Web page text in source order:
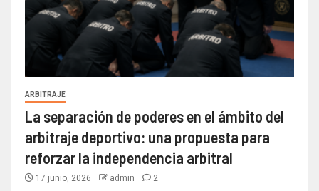
ARBITRAJE
La separación de poderes en el ámbito del
arbitraje deportivo: una propuesta para
reforzar la independencia arbitral
17 junio, 2026 admin 2